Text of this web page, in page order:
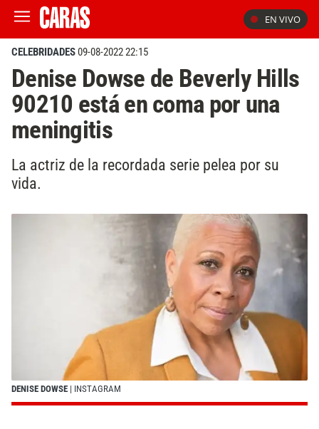
EN VIVO
CELEBRIDADES09-08-2022 22:15
Denise Dowse de Beverly Hills
90210 está en coma por una
meningitis
La actriz de la recordada serie pelea por su
vida.
DENISE DOWSE | INSTAGRAM